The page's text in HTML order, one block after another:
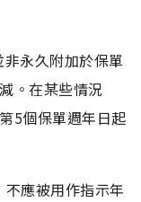
永久附加於保單
。在某些情況
5個保單週年日起
應被用作指示年